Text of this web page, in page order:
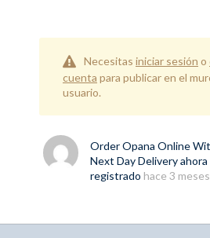
Necesitas iniciar sesión o
cuenta para publicar en el
usuario.
Order Opana Online
Next Day Deliveryahora
registrado hace 3 meses